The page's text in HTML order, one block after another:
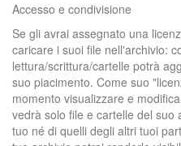
Accesso e condivisione
Se gli avrai assegnato una
caricare i suoi file nell'archivio:
lettura/scrittura/cartelle potrà
suo piacimento. Come suo
momento visualizzare e
vedrà solo file e cartelle del suo
tuo né di quelli degli altri tuoi